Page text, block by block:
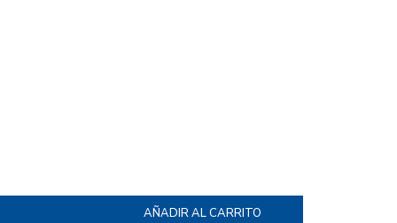
AÑADIR AL CARRITO